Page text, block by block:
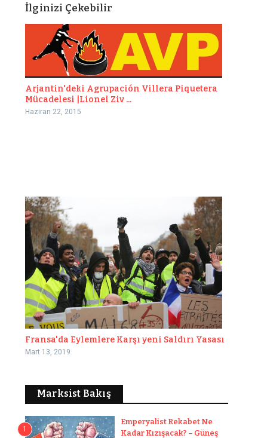
İlginizi Çekebilir
Arjantin'deki Agrupación Villera Piquetera
Mücadelesi |Lionel Ziv ...
Haziran 22, 2015
Fransa'da Eylemlere Karşı yeni Saldırı Yasası
Mart 13, 2019
Marksist Bakış
1
Emperyalist Rekabet Ne
Kadar Kızışacak? – Güneş